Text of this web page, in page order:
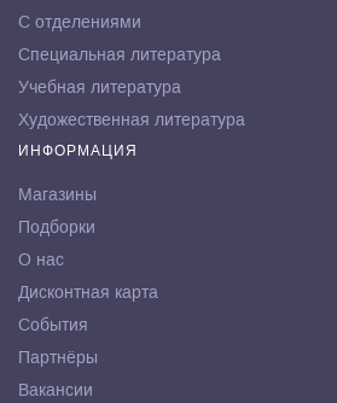
С отделениями
Специальная литература
Учебная литература
Художественная литература
ИНФОРМАЦИЯ
Магазины
Подборки
О нас
Дисконтная карта
События
Партнёры
Вакансии